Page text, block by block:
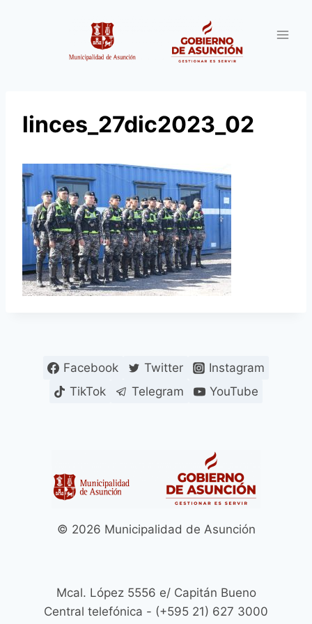
linces_27dic2023_02
Facebook Twitter
Instagram
TikTok
Telegram YouTube
© 2026 Municipalidad de Asunción
Mcal. López 5556 e/ Capitán Bueno
Central telefónica - (+595 21) 627 3000